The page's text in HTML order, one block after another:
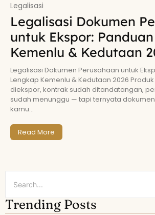
Legalisasi
Legalisasi Dokumen
untuk Ekspor:
Kemenlu & Kedutaan
Legalisasi Dokumen Perusahaan untuk
Lengkap Kemenlu & Kedutaan 2026
diekspor, kontrak sudah ditandatangan,
sudah menunggu — tapi ternyata
kamu...
Read More
Trending Posts